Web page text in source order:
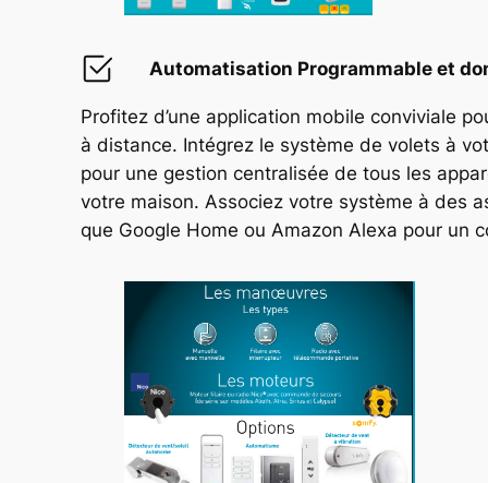
Automatisation Programmable et
Profitez d’une application mobile conviviale
à distance. Intégrez le système de volets à
pour une gestion centralisée de tous les
votre maison. Associez votre système à des
que Google Home ou Amazon Alexa pour un